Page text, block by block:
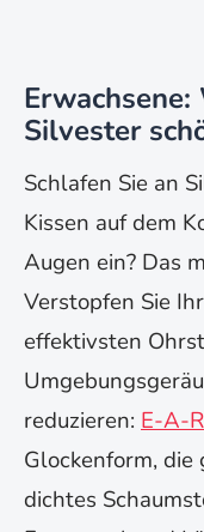
Silvester
Schlafen Sie an
Kissen auf dem
Augen ein? Das
Verstopfen Sie
effektivsten
reduzieren: E-A-
Glockenform,
dichtes